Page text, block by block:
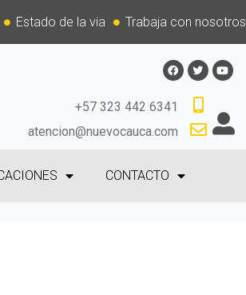
Estado de la via Trabaja con nosotros
+57 323 442 6341
atencion@nuevocauca.com
CONTACTO